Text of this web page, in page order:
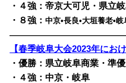
・４強：帝京大可児・県立
・８強：中京•長良•大垣養老•
【春季岐阜大会2023年にお
・優勝：県立岐阜商業・準
・４強：中京・岐阜